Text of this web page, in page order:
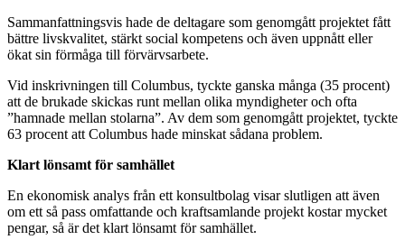
Sammanfattningsvis hade de deltagare som genomgått projektet fått
bättre livskvalitet, stärkt social kompetens och även uppnått eller
ökat sin förmåga till förvärvsarbete.
Vid inskrivningen till Columbus, tyckte ganska många (35 procent)
att de brukade skickas runt mellan olika myndigheter och ofta
”hamnade mellan stolarna”. Av dem som genomgått projektet, tyckte
63 procent att Columbus hade minskat sådana problem.
Klart lönsamt för samhället
En ekonomisk analys från ett konsultbolag visar slutligen att även
om ett så pass omfattande och kraftsamlande projekt kostar mycket
pengar, så är det klart lönsamt för samhället.